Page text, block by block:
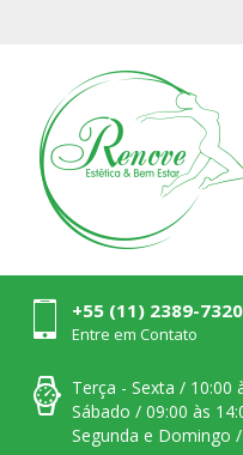
+55 (11) 2389-7320
Entre em Contato
Terça - Sexta / 10:00
Sábado / 09:00 às
Segunda e Domingo